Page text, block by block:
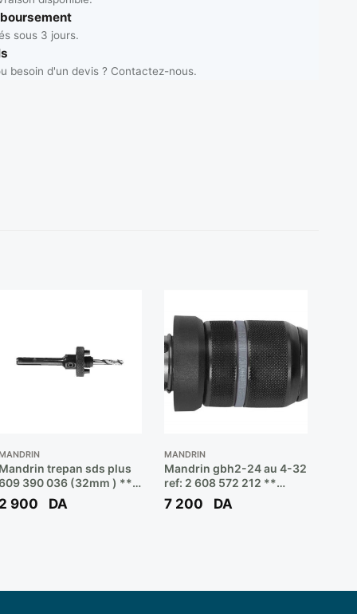
sous 3 jours.
besoin d'un devis ? Contactez-nous.
trepan sds plus
390 036 (32mm ) **
900 DA
MANDRIN
Mandrin gbh2-24 au 4-32
ref: 2 608 572 212 **
BOSCH
7 200 DA